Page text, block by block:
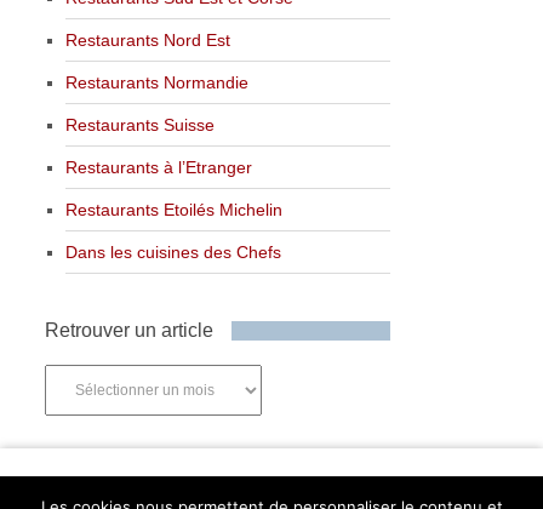
Restaurants Nord Est
Restaurants Normandie
Restaurants Suisse
Restaurants à l’Etranger
Restaurants Etoilés Michelin
Dans les cuisines des Chefs
Retrouver un article